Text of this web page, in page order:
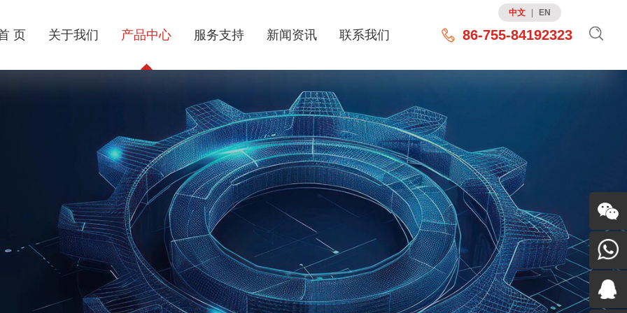
页 关于我们 产品中心 服务支持 新闻资讯 联系我们 86-755-84192323
中文 EN
关注我
86-755-